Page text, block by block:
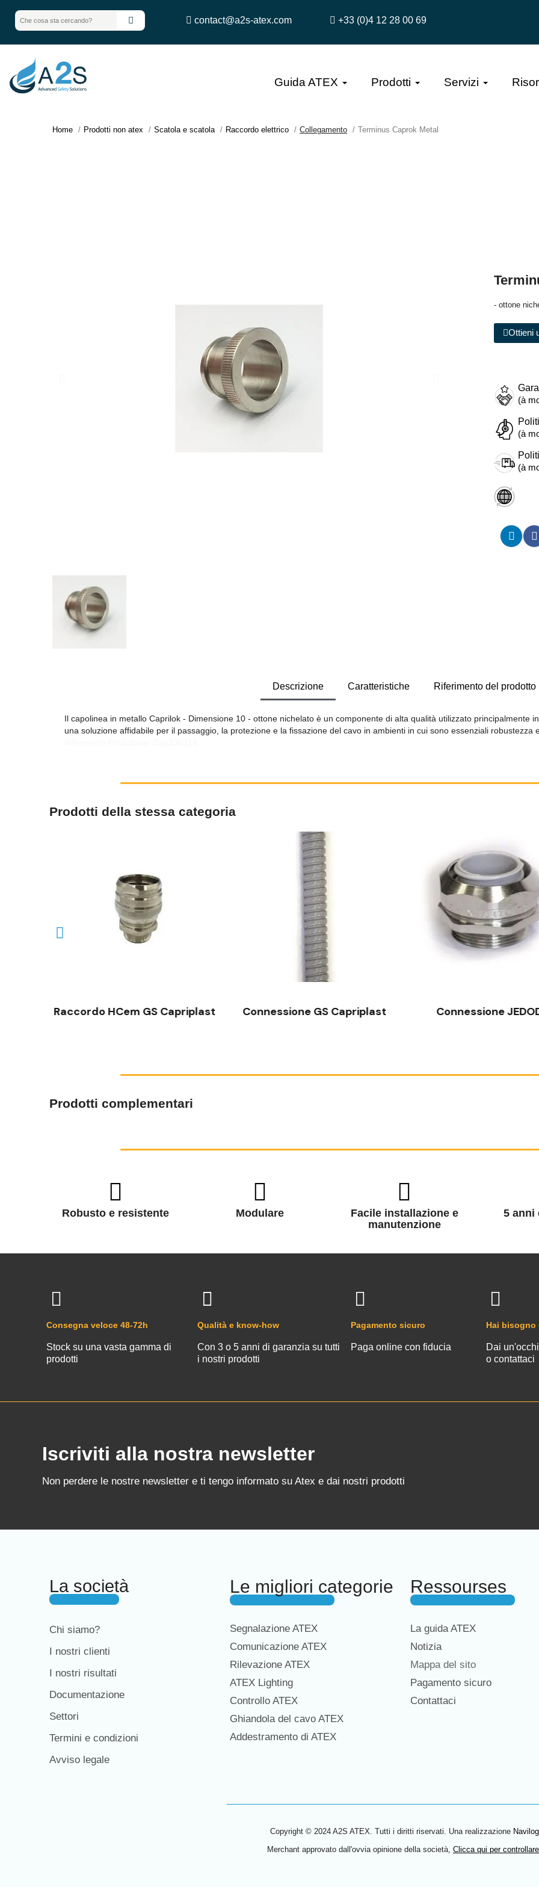
contact@a2s-atex.com +33 (0)4 12 28 00 69
Guida ATEX Prodotti Servizi
Home Prodotti non atex Scatola e scatola Raccordo elettrico Collegamento Terminus Caprok Metal
- ottone
Ottieni
(à
(à
(à
Descrizione Caratteristiche Riferimento del prodotto
Il capolinea in metallo Caprilok - Dimensione 10 - ottone nichelato è un componente di alta qualità utilizzato principalmente
una soluzione affidabile per il passaggio, la protezione e la fissazione del cavo in ambienti in cui sono essenziali robustezza
Prodotti della stessa categoria
Raccordo HCem GS Capriplast
VISTA RAPIDA
Connessione GS Capriplast Connessione
Prodotti complementari
Robusto e resistente Modulare
Facile installazione e
manutenzione
5 anni
Consegna veloce 48-72h
Stock su una vasta gamma di
prodotti
Qualità e know-how
Con 3 o 5 anni di garanzia su tutti
i nostri prodotti
Pagamento sicuro
Paga online con fiducia
Hai
Dai
o contattaci
Iscriviti alla nostra newsletter
Non perdere le nostre newsletter e ti tengo informato su Atex e dai nostri prodotti
La società
Chi siamo?
I nostri clienti
I nostri risultati
Documentazione
Settori
Termini e condizioni
Avviso legale
Le migliori categorie
Segnalazione ATEX
Comunicazione ATEX
Rilevazione ATEX
ATEX Lighting
Controllo ATEX
Ghiandola del cavo ATEX
Addestramento di ATEX
Ressourses
La guida ATEX
Notizia
Mappa del sito
Pagamento sicuro
Contattaci
Copyright © 2024 A2S ATEX. Tutti i diritti riservati. Una realizzazione Navilog
Merchant approvato dall'ovvia opinione della società, Clicca qui per controllare